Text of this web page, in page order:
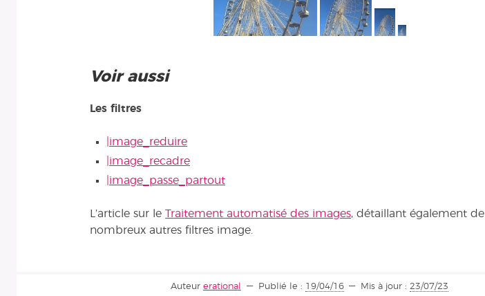
Voir aussi
Les filtres
|image_reduire
|image_recadre
|image_passe_partout
L’article sur le Traitement automatisé des images, détaillant également de
nombreux autres filtres image.
Auteur erational Publié le : 19/04/16 Mis à jour :23/07/23